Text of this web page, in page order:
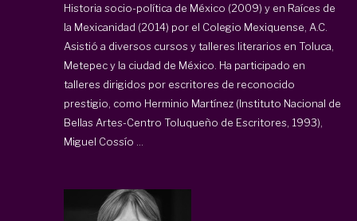
Historia socio-política de México (2009) y en Raíces de
la Mexicanidad (2014) por el Colegio Mexiquense, A.C.
Asistió a diversos cursos y talleres literarios en Toluca,
Metepec y la ciudad de México. Ha participado en
talleres dirigidos por escritores de reconocido
prestigio, como Herminio Martínez (Instituto Nacional de
Bellas Artes-Centro Toluqueño de Escritores, 1993),
Miguel Cossío ...